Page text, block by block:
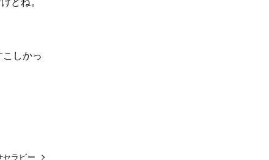
しかっ
セラピー